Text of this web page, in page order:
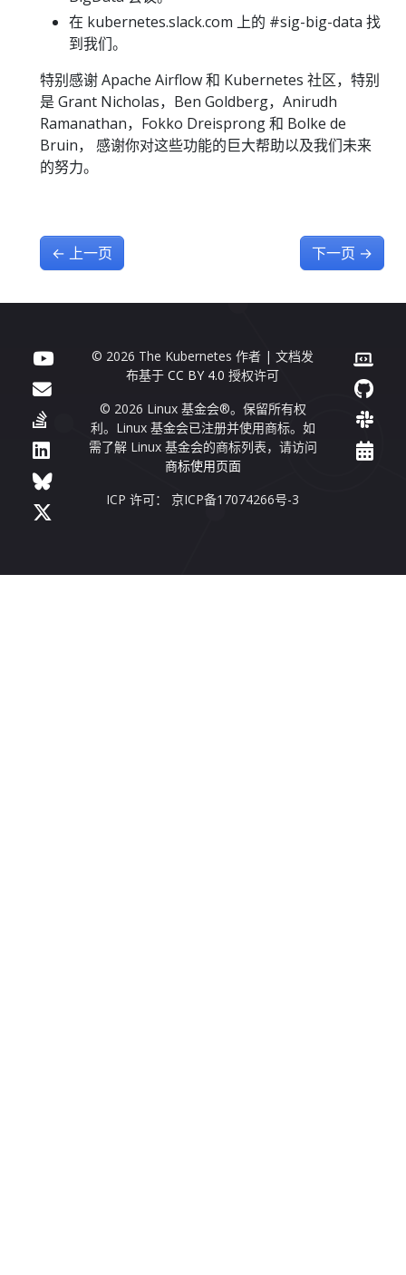
在 kubernetes.slack.com 上的 #sig-big-data 找
到我们。
特别感谢 Apache Airflow 和 Kubernetes 社区，特别
是 Grant Nicholas，Ben Goldberg，Anirudh
Ramanathan，Fokko Dreisprong 和 Bolke de
Bruin， 感谢你对这些功能的巨大帮助以及我们未来
的努力。
← 上一页 下一页 →
© 2026 The Kubernetes 作者 | 文档发
布基于CC BY 4.0 授权许可
© 2026 Linux 基金会®。保留所有权
利。Linux 基金会已注册并使用商标。如
需了解 Linux 基金会的商标列表，请访问
商标使用页面
ICP 许可： 京ICP备17074266号-3